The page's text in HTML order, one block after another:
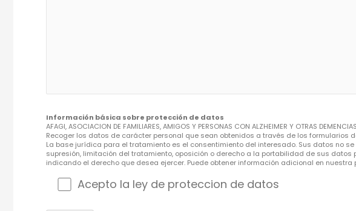
Información básica sobre protección de datos
AFAGI, ASOCIACION DE FAMILIARES, AMIGOS Y PERSONAS CON ALZHEIMER Y OTRAS
Recoger los datos de carácter personal que sean obtenidos a través de los
La base jurídica para el tratamiento es el consentimiento del interesado. Sus datos no
supresión, limitación del tratamiento, oposición o derecho a la portabilidad de sus
indicando el derecho que desea ejercer. Puede obtener información adicional en nuestra
Acepto la ley de proteccion de datos